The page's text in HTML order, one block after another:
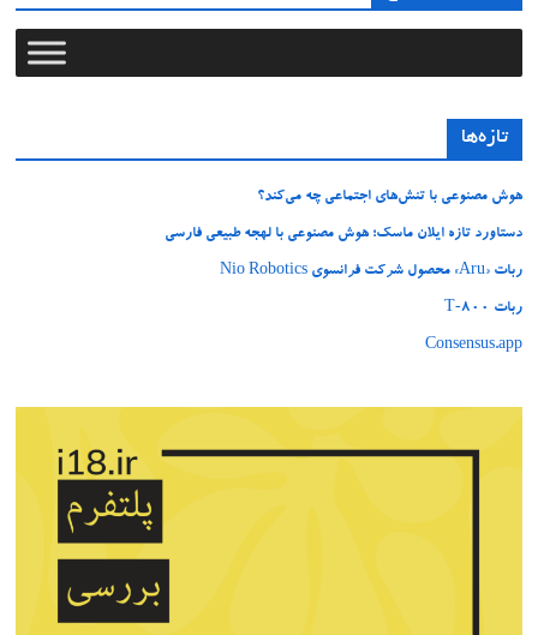
تازه‌ها
هوش مصنوعی با تنش‌های اجتماعی چه می‌کند؟
دستاورد تازه ایلان ماسک؛ هوش مصنوعی با لهجه طبیعی فارسی
ربات «Aru» محصول شرکت فرانسوی Nio Robotics
ربات T‑800
Consensus.app